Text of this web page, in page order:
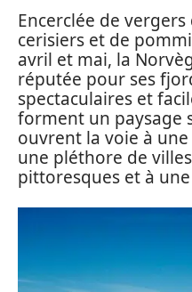
Encerclée de
cerisiers et de
avril et mai, la
réputée pour ses
spectaculaires et
forment un paysage
ouvrent la voie à une
une pléthore de
pittoresques et à